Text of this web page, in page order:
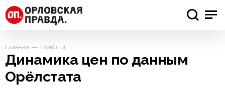
Главная Новости
Динамика цен по данным
Орёлстата